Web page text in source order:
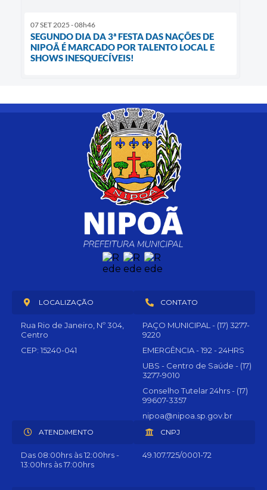
07 SET 2025 - 08h46
SEGUNDO DIA DA 3ª FESTA DAS NAÇÕES DE
NIPOÃ É MARCADO POR TALENTO LOCAL E
SHOWS INESQUECÍVEIS!
LOCALIZAÇÃO
Rua Rio de Janeiro, Nº 304,
Centro
CEP: 15240-041
CONTATO
PAÇO MUNICIPAL - (17) 3277-
9220
EMERGÊNCIA - 192 - 24HRS
UBS - Centro de Saúde - (17)
3277-9010
Conselho Tutelar 24hrs - (17)
99607-3357
nipoa@nipoa.sp.gov.br
ATENDIMENTO
Das 08:00hrs às 12:00hrs -
13:00hrs às 17:00hrs
CNPJ
49.107.725/0001-72